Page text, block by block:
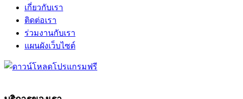
เกี่ยวกับเรา
ติดต่อเรา
ร่วมงานกับเรา
แผนผังเว็บไซต์